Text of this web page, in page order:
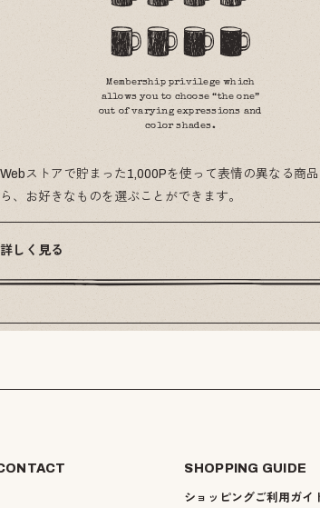
Membership privilege which
allows you to choose “the one”
out of varying expressions and
color shades.
Webストアで貯まった1,000Pを使って表情の異なる商
ら、お好きなものを選ぶことができます。
詳しく見る
SHOPPING GUIDE
ショッピングご利用ガイ